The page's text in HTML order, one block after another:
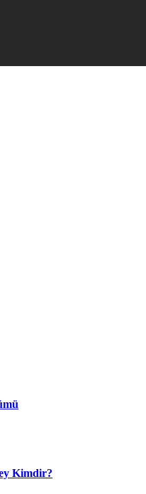
Kimdir?